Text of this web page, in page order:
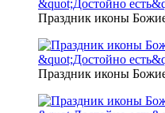
Праздник иконы
Праздник иконы